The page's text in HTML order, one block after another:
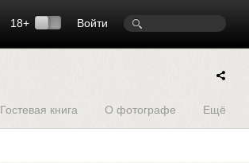
Войти
18+
Гостевая книга О фотографе Ещё